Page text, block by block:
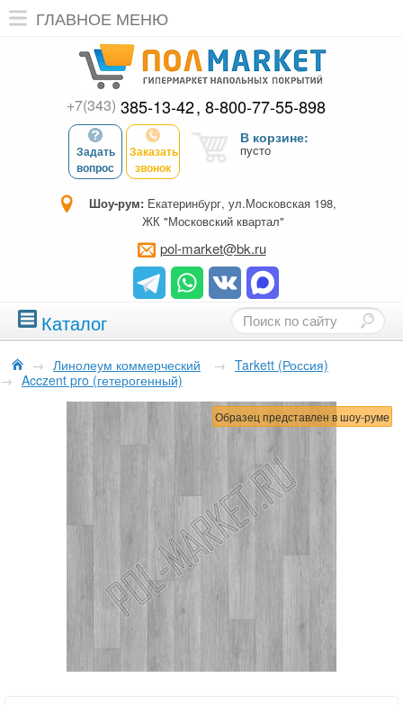
ГЛАВНОЕ МЕНЮ
+7(343) 385-13-42 8-800-77-55-898
Задать
вопрос
Заказать
звонок
В корзине:
пусто
Шоу-рум: Екатеринбург, ул.Московская 198,
ЖК "Московский квартал"
pol-market@bk.ru
Каталог
→ Линолеум коммерческий → Tarkett (Россия)
→ Acczent pro (гетерогенный)
Образец представлен в шоу-руме